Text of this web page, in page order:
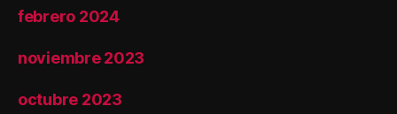
febrero 2024
noviembre 2023
octubre 2023